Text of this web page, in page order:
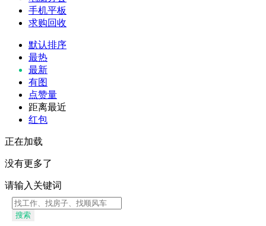
手机平板
求购回收
默认排序
最热
最新
有图
点赞量
距离最近
红包
正在加载
没有更多了
请输入关键词
搜索